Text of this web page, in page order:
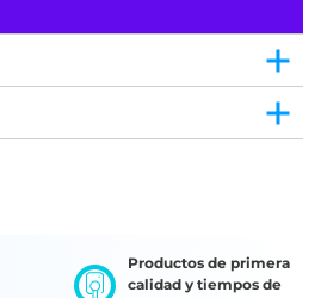
Productos de primera
calidad y tiempos de